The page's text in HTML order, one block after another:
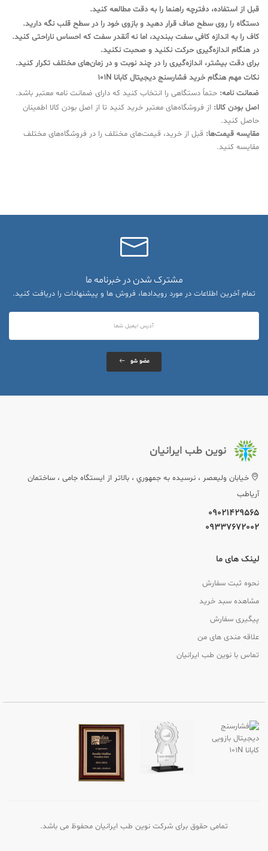
قبل از استفاده، دفترچه راهنما را به دقت مطالعه کنید.
دستگاه را روی سطح صاف قرار دهید و بازوی خود را در سطح قلب نگه دارید.
کاف را به اندازه کافی سفت ببندید، اما نه آنقدر سفت که احساس ناراحتی کنید.
در هنگام اندازه‌گیری حرکت نکنید و صحبت نکنید.
برای دقت بیشتر، اندازه‌گیری را در چند نوبت و در زمان‌های مختلف تکرار کنید.
نکات مهم هنگام خرید فشارسنج دیجیتال کابانا 101N
ضمانت نامه: حتماً دستگاهی را انتخاب کنید که دارای ضمانت نامه معتبر باشد.
اصل بودن کالا: از فروشگاه‌های معتبر خرید کنید تا از اصل بودن کالا اطمینان
حاصل کنید.
مقایسه قیمت‌ها: قبل از خرید، قیمت‌های مختلف را در فروشگاه‌های مختلف
مقایسه کنید.
مشترک شدن در خبرنامه ما
تمام آخرین اطلاعات در مورد رویدادها، فروش ها و پیشنهادات را دریافت کنید.
عضو شو
نوین طب ایرانیان
خيابان وليعصر ، نرسيده به جمهوري ، بالاتر از ایستگاه جامی ، ساختمان
آریاطب
09021429565
09337672002
لینک های ما
نحوه ثبت سفارش
مشاهده سبد خرید
پیگیری سفارش
علاقه مندی های من
تماس با نوین طب ایرانیان
تمامی حقوق برای شرکت نوین طب ایرانیان محفوظ می باشد.